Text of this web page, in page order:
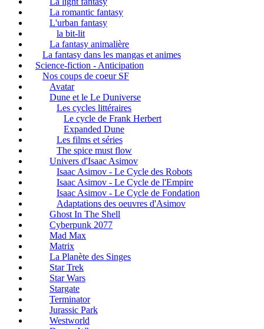
La romantic fantasy
L'urban fantasy
la bit-lit
La fantasy animalière
La fantasy dans les mangas et animes
Science-fiction - Anticipation
Nos coups de coeur SF
Avatar
Dune et le Le Duniverse
Les cycles littéraires
Le cycle de Frank Herbert
Expanded Dune
Les films et séries
The spice must flow
Univers d'Isaac Asimov
Isaac Asimov - Le Cycle des Robots
Isaac Asimov - Le Cycle de l'Empire
Isaac Asimov - Le Cycle de Fondation
Adaptations des oeuvres d'Asimov
Ghost In The Shell
Cyberpunk 2077
Mad Max
Matrix
La Planète des Singes
Star Trek
Star Wars
Stargate
Terminator
Jurassic Park
Westworld